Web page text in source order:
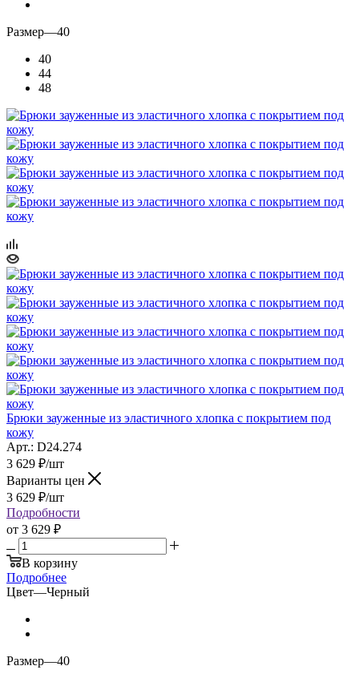
Размер—40
40
44
48
Брюки зауженные из эластичного хлопка с покрытием под
кожу
Арт.: D24.274
3 629 ₽/шт
Варианты цен
3 629 ₽/шт
Подробности
от 3 629 ₽
В корзину
Подробнее
Цвет—Черный
Размер—40